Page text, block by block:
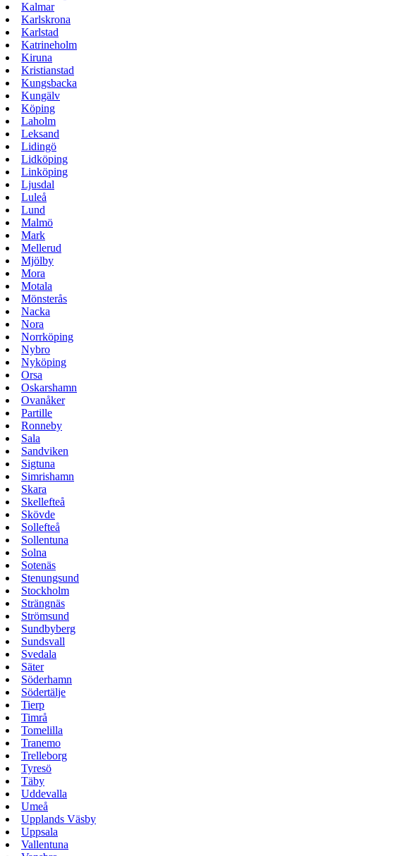
Kalmar
Karlskrona
Karlstad
Katrineholm
Kiruna
Kristianstad
Kungsbacka
Kungälv
Köping
Laholm
Leksand
Lidingö
Lidköping
Linköping
Ljusdal
Luleå
Lund
Malmö
Mark
Mellerud
Mjölby
Mora
Motala
Mönsterås
Nacka
Nora
Norrköping
Nybro
Nyköping
Orsa
Oskarshamn
Ovanåker
Partille
Ronneby
Sala
Sandviken
Sigtuna
Simrishamn
Skara
Skellefteå
Skövde
Sollefteå
Sollentuna
Solna
Sotenäs
Stenungsund
Stockholm
Strängnäs
Strömsund
Sundbyberg
Sundsvall
Svedala
Säter
Söderhamn
Södertälje
Tierp
Timrå
Tomelilla
Tranemo
Trelleborg
Tyresö
Täby
Uddevalla
Umeå
Upplands Väsby
Uppsala
Vallentuna